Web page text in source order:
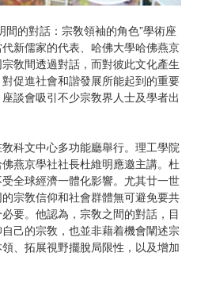
的對話：宗敎領袖的角色”學術座
新儒家的代表、哈佛大學哈佛燕京
敎間透過對話，而對彼此文化產生
促進社會和諧發展所能起到的重要
談會吸引不少宗敎界人士及學者出
文中心多功能廳舉行。理工學院
燕京學社社長杜維明應邀主講。杜
全球經濟一體化影響。尤其廿一世
宗敎信仰和社會群體無可避免要共
要。他認為，宗敎之間的對話，目
己的宗敎，也並非藉着機會闡述宗
、拓展視野擺脫局限性，以及增加